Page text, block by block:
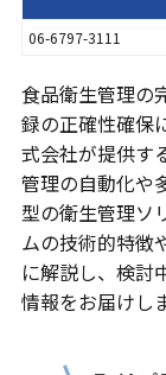
06-6797-3111
食品衛生管理の
録の正確性確保
式会社が提供す
管理の自動化や
型の衛生管理ソ
ムの技術的特徴
に解説し、検討
情報をお届けし